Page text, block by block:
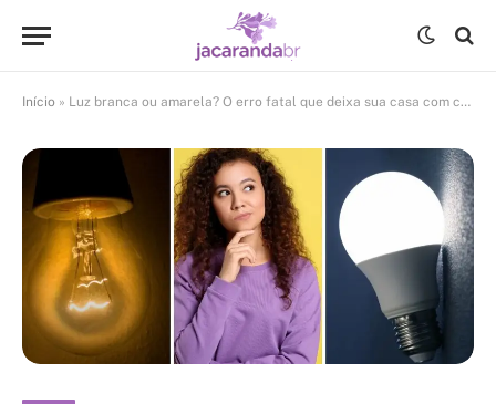
Início » Luz branca ou amarela? O erro fatal que deixa sua casa com cara de hospital